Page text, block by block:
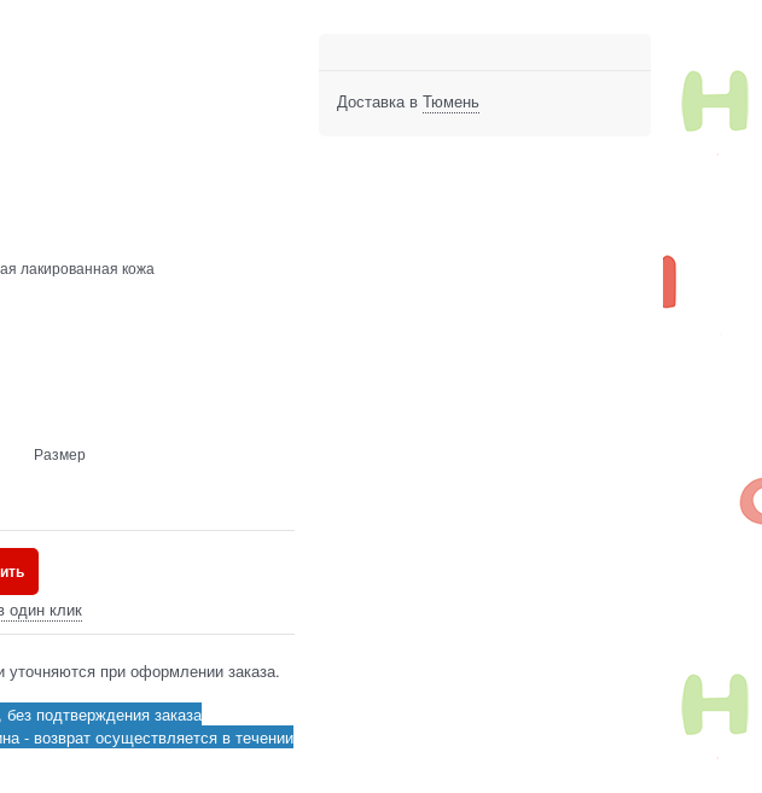
лакированная кожа
Размер
один клик
уточняются при оформлении заказа.
подтверждения заказа
- возврат осуществляется в течении
Доставка в Тюмень